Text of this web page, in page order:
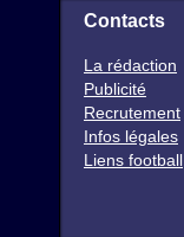
Contacts
La rédaction
Publicité
Recrutement
Infos légales
Liens football